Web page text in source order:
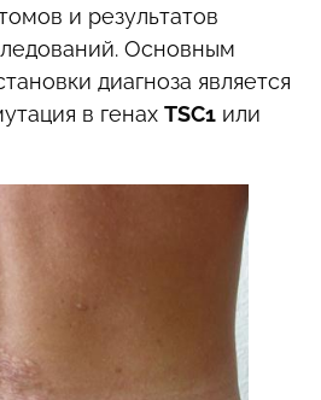
и результатов
Основным
диагноза является
в генах TSC1 или